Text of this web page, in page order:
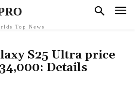
Top News
S25 Ultra price
Details